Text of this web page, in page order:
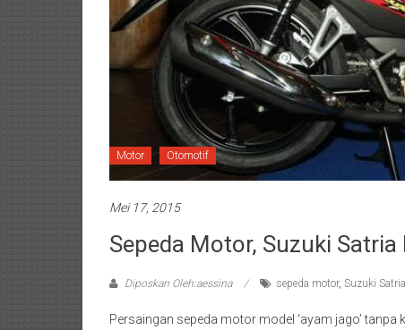
Motor Otomotif
Mei 17, 2015
Sepeda Motor, Suzuki
Diposkan Oleh:aessina sepeda motor, Suzuki
Persaingan sepeda motor model ‘ayam jago’